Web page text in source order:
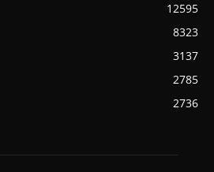
12595
8323
3137
2785
2736